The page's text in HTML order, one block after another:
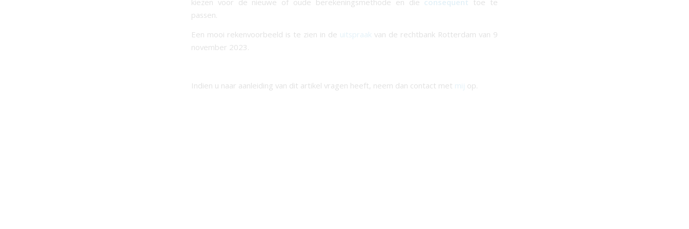
kiezen voor de nieuwe of oude berekeningsmethode en die consequent toe te
passen.
Een mooi rekenvoorbeeld is te zien in de uitspraak van de rechtbank Rotterdam van 9
november 2023.
Indien u naar aanleiding van dit artikel vragen heeft, neem dan contact met mij op.